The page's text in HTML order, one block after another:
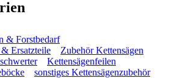
& Forstbedarf
Ersatzteile
Zubehör Kettensägen
Kettensägenfeilen
sonstiges Kettensägenzubehör